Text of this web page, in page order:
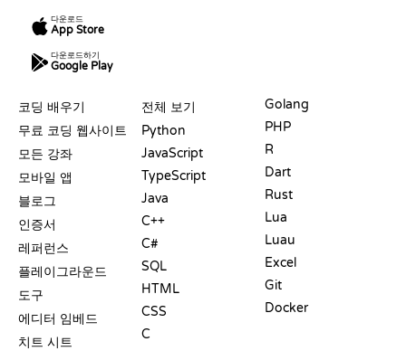
다운로드
App Store
다운로드하기
Google Play
코딩 배우기
무료 코딩 웹사이트
모든 강좌
모바일 앱
블로그
인증서
레퍼런스
플레이그라운드
도구
에디터 임베드
치트 시트
전체 보기
Python
JavaScript
TypeScript
Java
C++
C#
SQL
HTML
CSS
C
Golang
PHP
R
Dart
Rust
Lua
Luau
Excel
Git
Docker